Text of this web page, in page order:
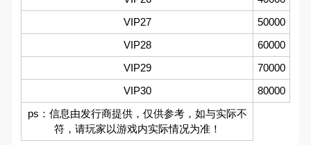
VIP27
50000
VIP28
60000
VIP29
70000
VIP30
80000
ps：信息由发行商提供，仅供参考，如与实际不
符，请玩家以游戏内实际情况为准！